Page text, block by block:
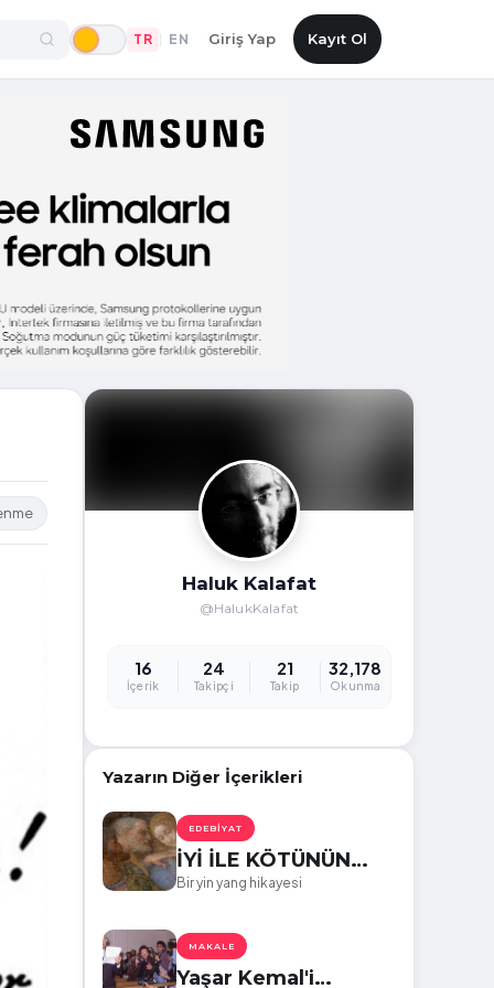
TR EN Giriş Yap Kayıt Ol
Haluk Kalafat
@HalukKalafat
16
İçerik
24
Takipçi
21
Takip
32,178
Okunma
Yazarın Diğer İçerikleri
EDEBIYAT
İYİ İLE KÖTÜNÜN
YÜZÜ
Bir yin yang hikayesi
MAKALE
Yaşar Kemal'i